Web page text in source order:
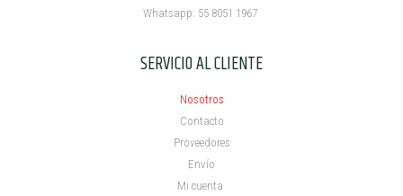
Whatsapp: 55 8051 1967
SERVICIO AL CLIENTE
Nosotros
Contacto
Proveedores
Envío
Mi cuenta ​